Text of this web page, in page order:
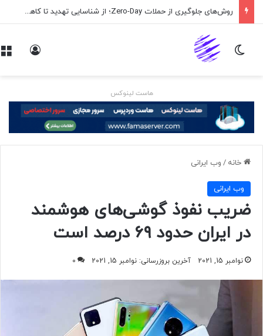
روش‌های جلوگیری از حملات Zero-Day؛ از شناسایی تهدید تا کاهش ریسک
تغییر پوسته
هاست لینوکس
خانه / وب ايرانی
وب ايرانی
ضریب نفوذ گوشی‌های هوشمند
در ایران حدود ۶۹ درصد است
نوامبر 15, 2021 آخرین بروزرسانی: نوامبر 15, 2021 0